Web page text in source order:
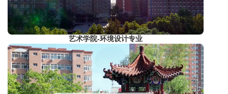
艺术学院-环境设计专业